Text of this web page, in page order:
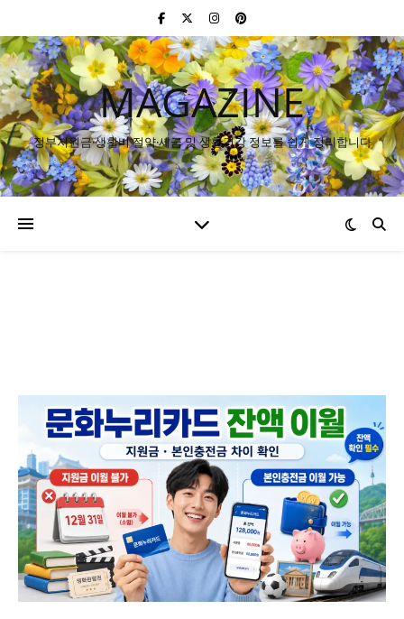
MAGAZINE
정부지원금·생활비 절약·세금 및 생활건강 정보를 쉽게 정리합니다